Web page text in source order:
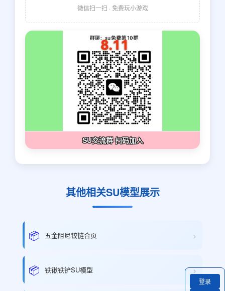
微信扫一扫 · 免费玩小游戏
SU交流群 扫码加入
其他相关SU模型展示
📦 五金阻尼铰链合页 ›
📦 铁锹铁铲SU模型 ›
登录